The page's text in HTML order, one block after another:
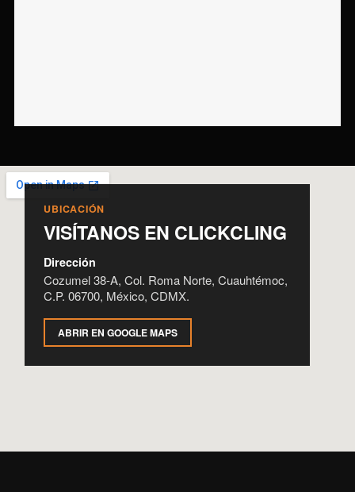
UBICACIÓN
VISÍTANOS EN CLICKCLING
Dirección
Cozumel 38-A, Col. Roma Norte, Cuauhtémoc,
C.P. 06700, México, CDMX.
ABRIR EN GOOGLE MAPS